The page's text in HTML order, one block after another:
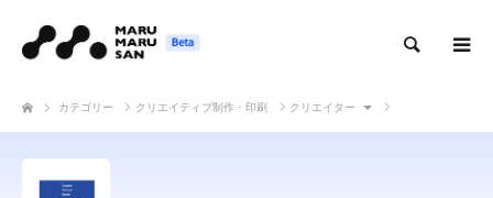
カテゴリー クリエイティブ制作・印刷 クリエイター